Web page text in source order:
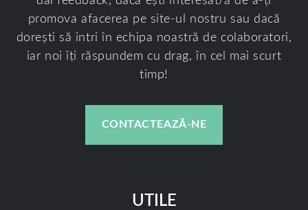
promova afacerea pe site-ul nostru sau dacă
dorești să intri în echipa noastră de colaboratori,
iar noi îți răspundem cu drag, în cel mai scurt
timp!
CONTACTEAZĂ-NE
UTILE